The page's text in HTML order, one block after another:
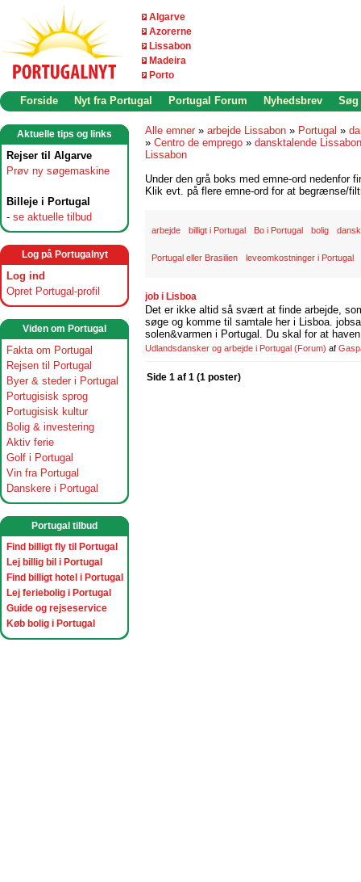
Algarve
Azorerne
Lissabon
Madeira
Porto
Forside Nyt fra Portugal Portugal Forum Nyhedsbrev Søg
Aktuelle tips og links
Rejser til Algarve
Prøv ny søgemaskine
Billeje i Portugal
- se aktuelle tilbud
Log på Portugalnyt
Log ind
Opret Portugal-profil
Viden om Portugal
Fakta om Portugal
Rejsen til Portugal
Byer & steder i Portugal
Portugisisk sprog
Portugisisk kultur
Bolig & investering
Aktiv ferie
Golf i Portugal
Vin fra Portugal
Danskere i Portugal
Portugal tilbud
Find billigt fly til Portugal
Lej billig bil i Portugal
Find billigt hotel i Portugal
Lej feriebolig i Portugal
Guide og rejseservice
Køb bolig i Portugal
Alle emner » arbejde Lissabon » Portugal »
» Centro de emprego » dansktalende Lissabon
Lissabon
Under den grå boks med emne-ord nedenfor
Klik evt. på flere emne-ord for at begrænse/
arbejde billigt i Portugal Bo i Portugal bolig
Portugal eller Brasilien leveomkostninger i Portugal
job i Lisboa
Det er ikke altid så svært at finde arbejde,
søge og komme til samtale her i Lisboa.
solen&varmen i Portugal. Du skal for at
Udlandsdansker og arbejde i Portugal (Forum) af
Side 1 af 1 (1 poster)